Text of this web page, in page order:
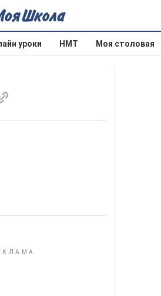
уроки НМТ Моя столовая